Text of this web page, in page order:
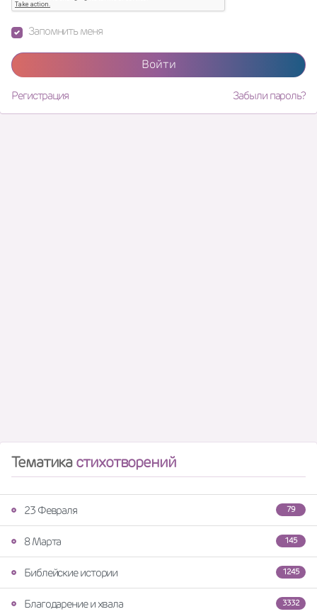
Запомнить меня
Войти
Регистрация Забыли пароль?
Тематикастихотворений
79
23 Февраля
145
8 Марта
1245
Библейские истории
3332
Благодарение и хвала